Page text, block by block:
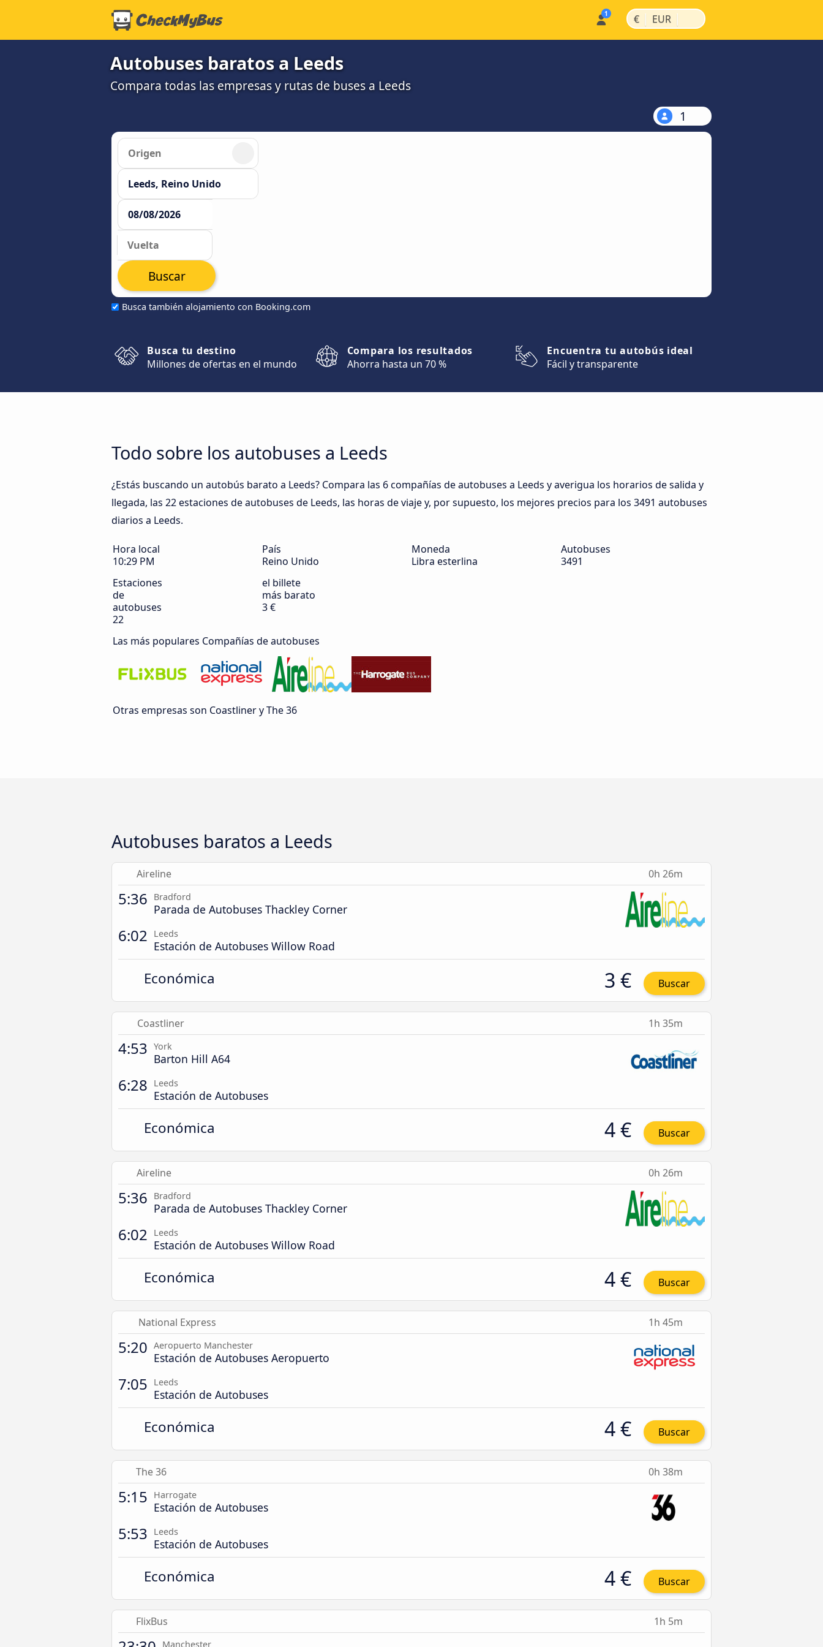
€ | EUR |
Autobuses baratos a Leeds
Compara todas las empresas y rutas de buses a Leeds
1
Busca también alojamiento con Booking.com
Buscar
Busca tu destino
Millones de ofertas en el mundo
Compara los resultados
Ahorra hasta un 70 %
Encuentra tu autobús ideal
Fácil y transparente
Todo sobre los autobuses a Leeds
¿Estás buscando un autobús barato a Leeds? Compara las 6 compañías de autobuses a Leeds y averigua los horarios de salida y
llegada, las 22 estaciones de autobuses de Leeds, las horas de viaje y, por supuesto, los mejores precios para los 3491 autobuses
diarios a Leeds.
Hora local
10:29 PM
País
Reino Unido
Moneda
Libra esterlina
Autobuses
3491
Estaciones
de
autobuses
22
el billete
más barato
3 €
Las más populares Compañías de autobuses
Otras empresas son Coastliner y The 36
Autobuses baratos a Leeds
Aireline 0h 26m
5:36 Bradford
Parada de Autobuses Thackley Corner
6:02 Leeds
Estación de Autobuses Willow Road
Económica 3 € Buscar
Coastliner 1h 35m
4:53 York
Barton Hill A64
6:28 Leeds
Estación de Autobuses
Económica 4 € Buscar
Aireline 0h 26m
5:36 Bradford
Parada de Autobuses Thackley Corner
6:02 Leeds
Estación de Autobuses Willow Road
Económica 4 € Buscar
National Express 1h 45m
5:20 Aeropuerto Manchester
Estación de Autobuses Aeropuerto
7:05 Leeds
Estación de Autobuses
Económica 4 € Buscar
The 36 0h 38m
5:15 Harrogate
Estación de Autobuses
5:53 Leeds
Estación de Autobuses
Económica 4 € Buscar
FlixBus 1h 5m
Manchester